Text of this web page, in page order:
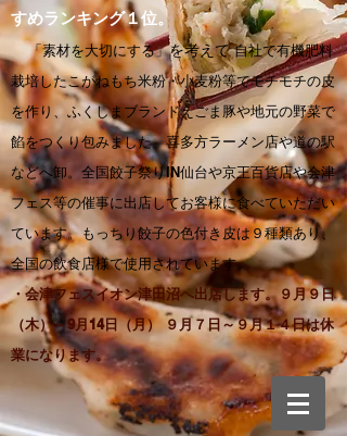
すめランキング１位。
「素材を大切にする」を考えて自社で有機肥料
栽培したこがねもち米粉・小麦粉等でモチモチの皮
を作り、ふくしまブランドえごま豚や地元の野菜で
餡をつくり包みました。喜多方ラーメン店や道の駅
などへ卸。全国餃子祭りIN仙台や京王百貨店や会津
フェス等の催事に出店してお客様に食べていただい
ています。もっちり餃子の色付き皮は９種類あり、
全国の飲食店様で使用されています。
・会津フェスイオン津田沼へ出店します。９月９日
（木）～9月14日（月） ９月７日～９月１４日は休
業になります。